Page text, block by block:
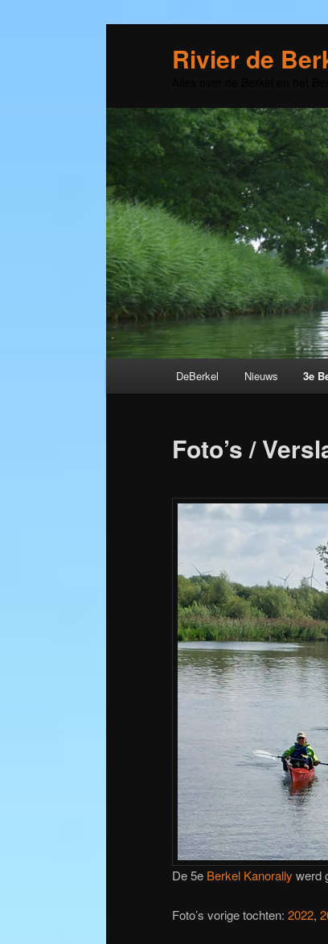
Rivier de
Spring
de
primaire
DeBerkel Nieuws 3e
Foto’s /
De 5e Berkel Kanorally werd
Foto’s vorige tochten:2022,